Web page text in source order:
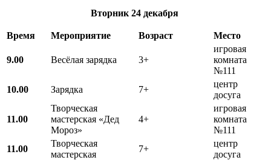
Вторник 24 декабря
Время Мероприятие Возраст Место
9.00 Весёлая зарядка 3+
игровая
комната
№111
10.00
Зарядка 7+
центр
досуга
11.00
Творческая
мастерская «Дед
Мороз»
4+
игровая
комната
№111
11.00
Творческая
мастерская
7+
центр
досуга